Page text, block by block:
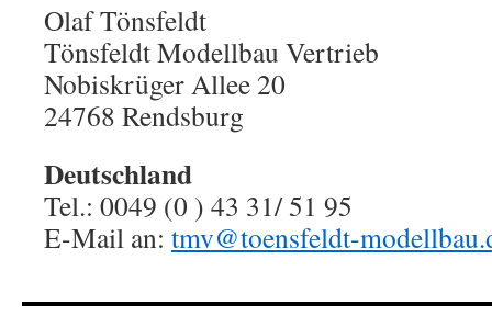
Olaf Tönsfeldt
Tönsfeldt Modellbau Vertrieb
Nobiskrüger Allee 20
24768 Rendsburg
Deutschland
Tel.: 0049 (0 ) 43 31/ 51 95
E-Mail an: tmv@toensfeldt-